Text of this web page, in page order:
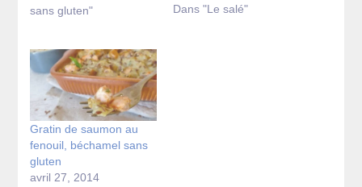
sans gluten"
Dans "Le salé"
Gratin de saumon au
fenouil, béchamel sans
gluten
avril 27, 2014